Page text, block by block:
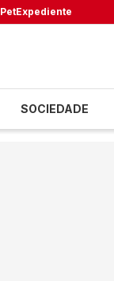
PetExpediente
SOCIEDADE